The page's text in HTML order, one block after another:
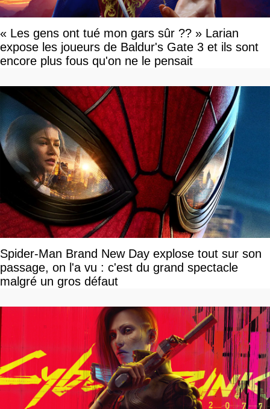
« Les gens ont tué mon gars sûr ?? » Larian
expose les joueurs de Baldur's Gate 3 et ils sont
encore plus fous qu'on ne le pensait
Spider-Man Brand New Day explose tout sur son
passage, on l'a vu : c'est du grand spectacle
malgré un gros défaut